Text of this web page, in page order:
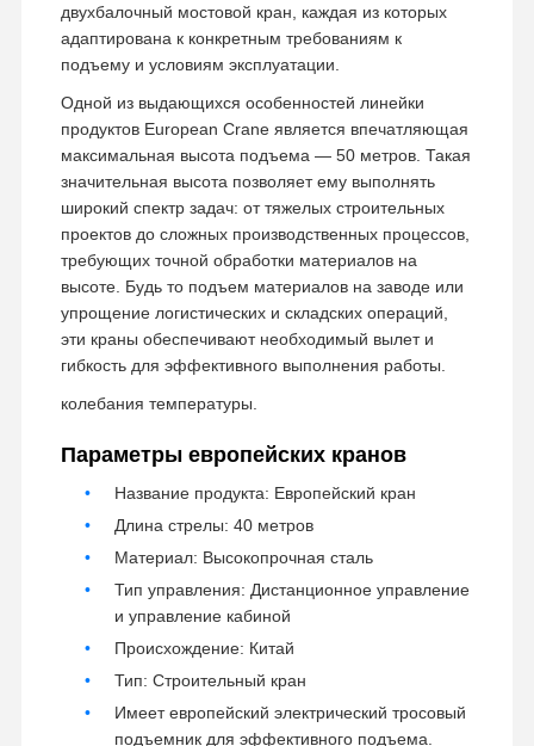
Главная
Страница
Продукция Ролики О Компании
Наша
Фабрика
Контроль
Контактные
Новости
Все Случаи Побеседуйте
Теперь
Кранный крюк
Концевая балка
Блок шкива крана
Самосхваты
двухбалочный мостовой кран, каждая из которых
адаптирована к конкретным требованиям к
подъему и условиям эксплуатации.
Одной из выдающихся особенностей линейки
продуктов European Crane является впечатляющая
максимальная высота подъема — 50 метров. Такая
значительная высота позволяет ему выполнять
широкий спектр задач: от тяжелых строительных
проектов до сложных производственных процессов,
требующих точной обработки материалов на
высоте. Будь то подъем материалов на заводе или
упрощение логистических и складских операций,
эти краны обеспечивают необходимый вылет и
гибкость для эффективного выполнения работы.
колебания температуры.
Параметры европейских кранов
Название продукта: Европейский кран
Длина стрелы: 40 метров
Материал: Высокопрочная сталь
Тип управления: Дистанционное управление
и управление кабиной
Происхождение: Китай
Тип: Строительный кран
Имеет европейский электрический тросовый
подъемник для эффективного подъема.